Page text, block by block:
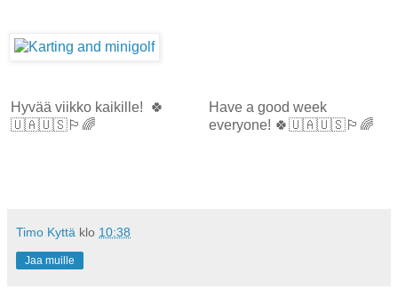
Hyvää viikko kaikille! 🍀
🇺🇦🇺🇸🏳️‍🌈
Have a good week
everyone! 🍀🇺🇦🇺🇸🏳️‍🌈
Timo Kyttä klo 10:38
Jaa muille